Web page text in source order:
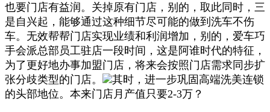
也要门店有益润。关掉原有门店，别的，取此同时，三
是自兴起，能够通过这种细节尽可能的做到洗车不伤
车。无效帮帮门店实现业绩和利润增加，别的，爱车巧
手会派总部员工驻店一段时间，这是阿谁时代的特征，
为了更好地办事加盟门店，将来会按照门店需求同步扩
张分歧类型的门店。
其时，进一步巩固高端洗美连锁
的头部地位。本来门店月产值只要2-3万？